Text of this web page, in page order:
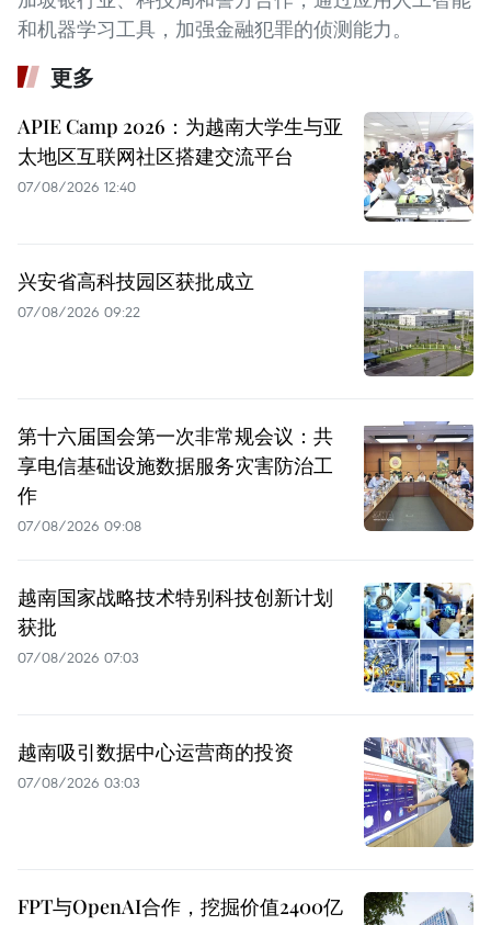
和机器学习工具，加强金融犯罪的侦测能力。
更多
APIE Camp 2026：为越南大学生与亚
太地区互联网社区搭建交流平台
07/08/2026 12:40
兴安省高科技园区获批成立
07/08/2026 09:22
第十六届国会第一次非常规会议：共
享电信基础设施数据服务灾害防治工
作
07/08/2026 09:08
越南国家战略技术特别科技创新计划
获批
07/08/2026 07:03
越南吸引数据中心运营商的投资
07/08/2026 03:03
FPT与OpenAI合作，挖掘价值2400亿